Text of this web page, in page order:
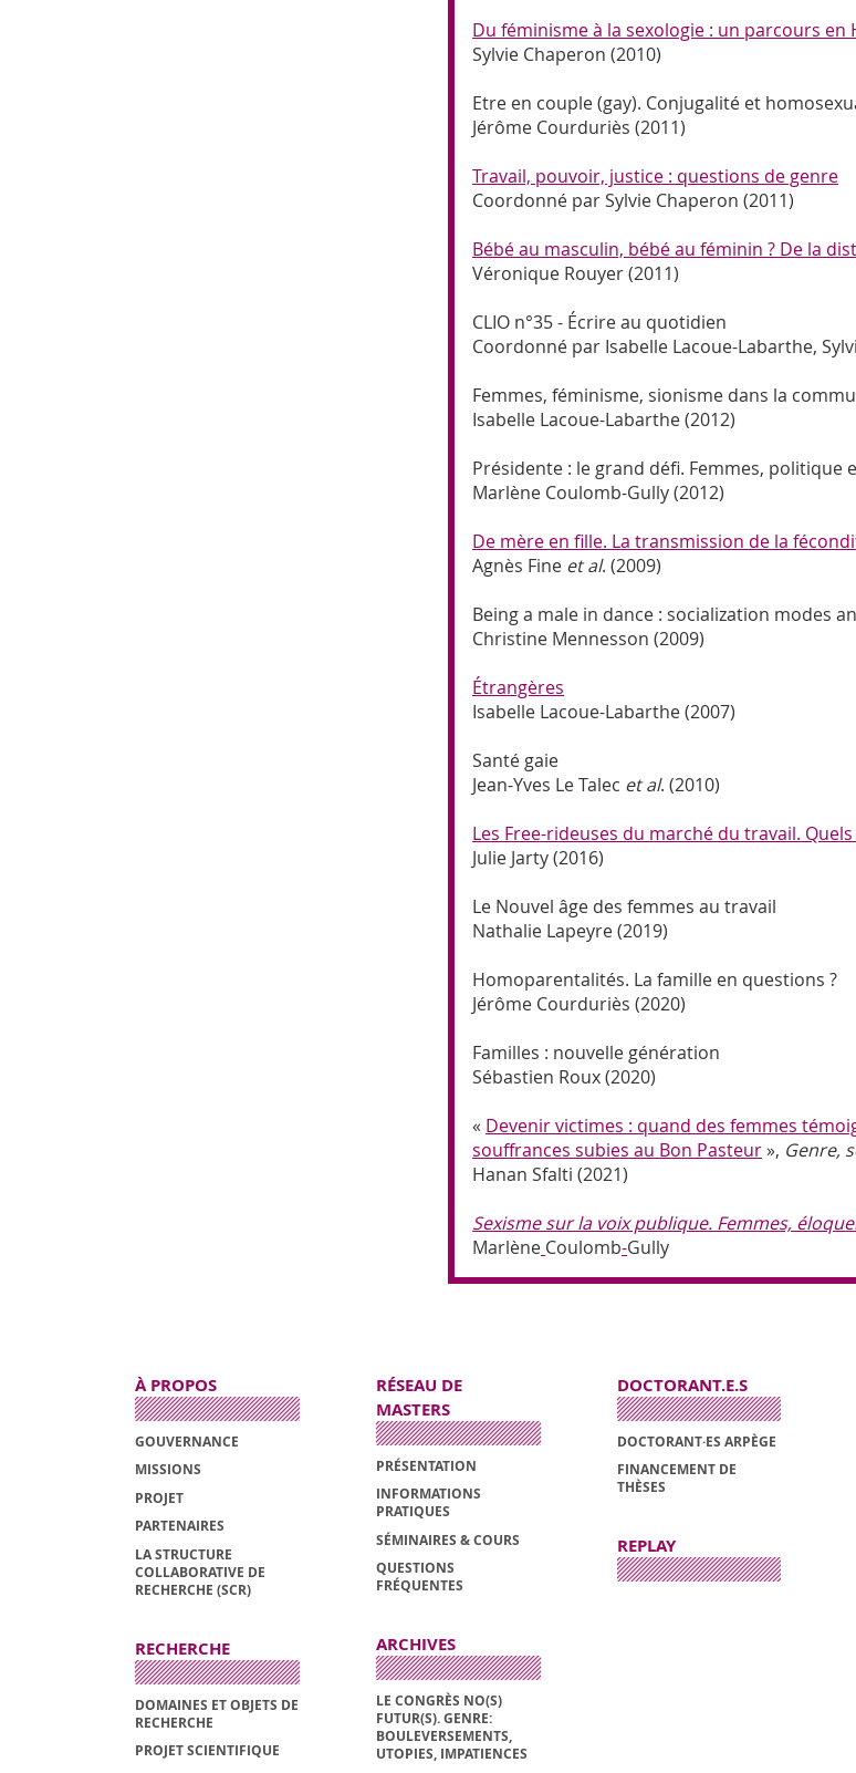
Du féminisme à la sexologie : un parcours en
Sylvie Chaperon (2010)
Etre en couple (gay). Conjugalité et
Jérôme Courduriès (2011)
Travail, pouvoir, justice : questions de genre
Coordonné par Sylvie Chaperon (2011)
Bébé au masculin, bébé au féminin ? De la
Véronique Rouyer (2011)
CLIO n°35 - Écrire au quotidien
Coordonné par Isabelle Lacoue-Labarthe,
Femmes, féminisme, sionisme dans la
Isabelle Lacoue-Labarthe (2012)
Présidente : le grand défi. Femmes, politique
Marlène Coulomb-Gully (2012)
De mère en fille. La transmission de la
Agnès Fine et al. (2009)
Being a male in dance : socialization modes
Christine Mennesson (2009)
Étrangères
Isabelle Lacoue-Labarthe (2007)
Santé gaie
Jean-Yves Le Talec et al. (2010)
Les Free-rideuses du marché du travail.
Julie Jarty (2016)
Le Nouvel âge des femmes au travail
Nathalie Lapeyre (2019)
Homoparentalités. La famille en questions ?
Jérôme Courduriès (2020)
Familles : nouvelle génération
Sébastien Roux (2020)
« Devenir victimes : quand des femmes
souffrances subies au Bon Pasteur», Genre,
Hanan Sfalti (2021)
Sexisme sur la voix publique. Femmes,
Marlène Coulomb-Gully
À PROPOS
GOUVERNANCE
MISSIONS
PROJET
PARTENAIRES
LA STRUCTURE
COLLABORATIVE DE
RECHERCHE (SCR)
RECHERCHE
DOMAINES ET OBJETS DE
RECHERCHE
PROJET SCIENTIFIQUE
RÉSEAU DE
MASTERS
PRÉSENTATION
INFORMATIONS
PRATIQUES
SÉMINAIRES & COURS
QUESTIONS
FRÉQUENTES
ARCHIVES
LE CONGRÈS NO(S)
FUTUR(S). GENRE:
BOULEVERSEMENTS,
UTOPIES, IMPATIENCES
DOCTORANT.E.S
DOCTORANT·ES ARPÈGE
FINANCEMENT DE
THÈSES
REPLAY